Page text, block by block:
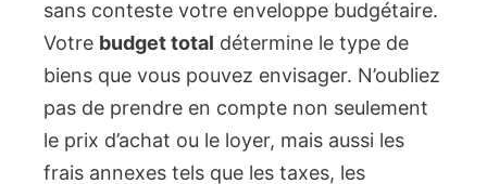
sans conteste votre enveloppe budgétaire.
Votre budget total détermine le type de
biens que vous pouvez envisager. N’oubliez
pas de prendre en compte non seulement
le prix d’achat ou le loyer, mais aussi les
frais annexes tels que les taxes, les